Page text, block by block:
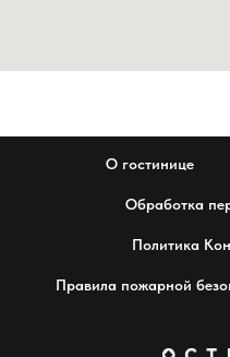
О гостинице
Обработка
Политика
Правила пожарной